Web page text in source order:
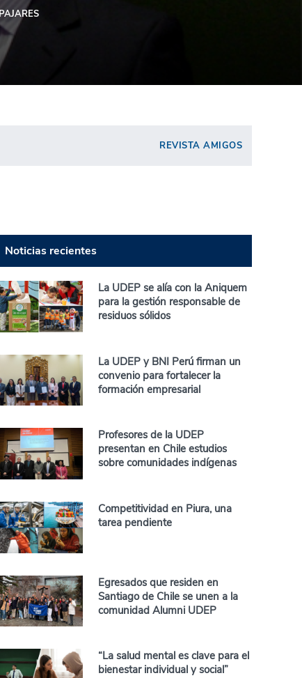
REVISTA AMIGOS
Noticias recientes
La UDEP se alía con la Aniquem
para la gestión responsable de
residuos sólidos
La UDEP y BNI Perú firman un
convenio para fortalecer la
formación empresarial
Profesores de la UDEP
presentan en Chile estudios
sobre comunidades indígenas
Competitividad en Piura, una
tarea pendiente
Egresados que residen en
Santiago de Chile se unen a la
comunidad Alumni UDEP
“La salud mental es clave para el
bienestar individual y social”